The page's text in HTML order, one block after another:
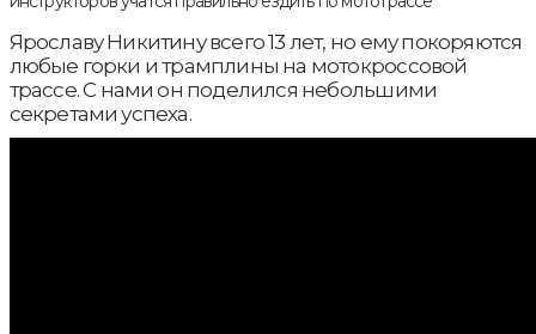
Ярославу Никитину всего 13 лет, но ему покоряются
любые горки и трамплины на мотокроссовой
трассе. С нами он поделился небольшими
секретами успеха.